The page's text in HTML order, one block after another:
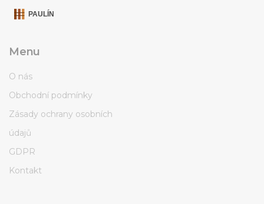
Menu
O nás
Obchodní podmínky
Zásady ochrany osobních
údajů
GDPR
Kontakt